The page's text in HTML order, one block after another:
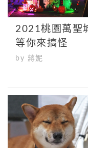
2021桃園萬聖
等你來搞怪
by 蔣妮